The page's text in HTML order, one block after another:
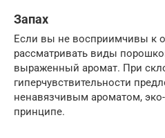
Запах
Если вы не восприимчивы к
рассматривать виды
выраженный аромат. При
гиперчувствительности
ненавязчивым ароматом,
принципе.